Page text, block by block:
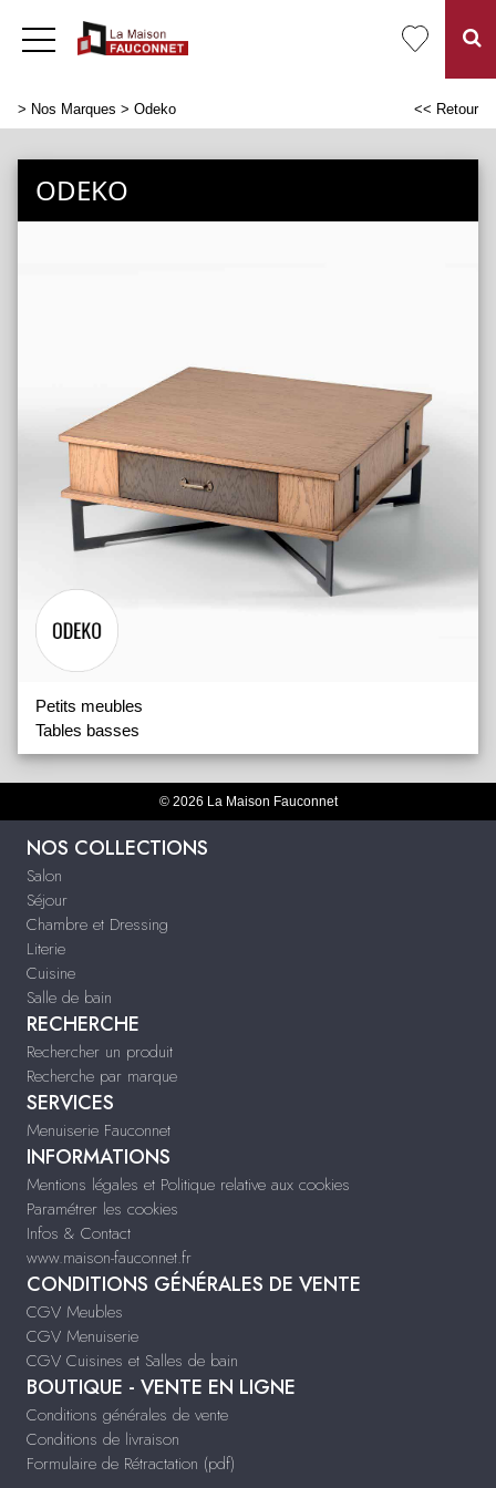
> Nos Marques > Odeko << Retour
ODEKO
Petits meubles
Tables basses
© 2026 La Maison Fauconnet
NOS COLLECTIONS
Salon
Séjour
Chambre et Dressing
Literie
Cuisine
Salle de bain
RECHERCHE
Rechercher un produit
Recherche par marque
SERVICES
Menuiserie Fauconnet
INFORMATIONS
Mentions légales et Politique relative aux cookies
Paramétrer les cookies
Infos & Contact
www.maison-fauconnet.fr
CONDITIONS GÉNÉRALES DE VENTE
CGV Meubles
CGV Menuiserie
CGV Cuisines et Salles de bain
BOUTIQUE - VENTE EN LIGNE
Conditions générales de vente
Conditions de livraison
Formulaire de Rétractation (pdf)